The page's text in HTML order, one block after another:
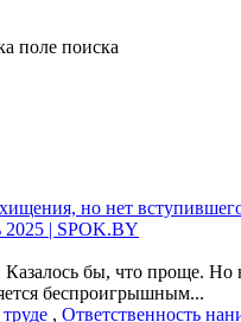
но нет
2025 | SPOK.BY
бы, что проще.
беспроигрышным...
, Ответственность